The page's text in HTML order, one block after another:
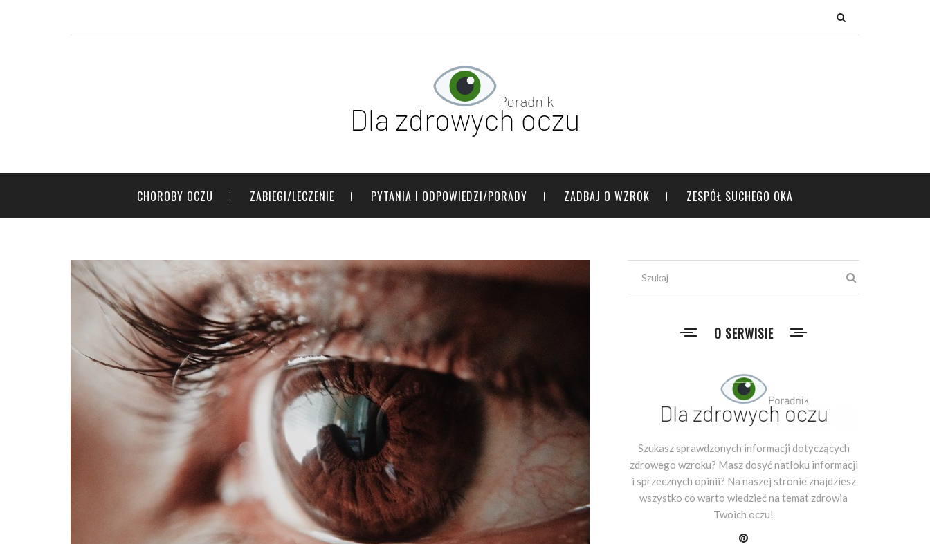
×
CHOROBY OCZU ZABIEGI/LECZENIE PYTANIA I ODPOWIEDZI/PORADY ZADBAJ O WZROK ZESPÓŁ SUCHEGO OKA
O SERWISIE
Szukasz sprawdzonych informacji dotyczących
zdrowego wzroku? Masz dosyć natłoku informacji
i sprzecznych opinii? Na naszej stronie znajdziesz
wszystko co warto wiedzieć na temat zdrowia
Twoich oczu!